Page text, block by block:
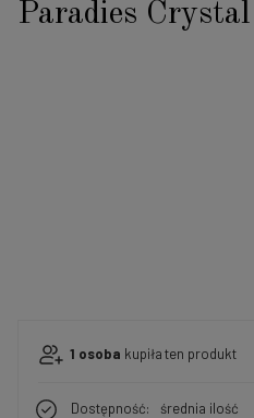
Paradies
1 osoba kupiłaten produkt
Dostępność:
średnia ilość